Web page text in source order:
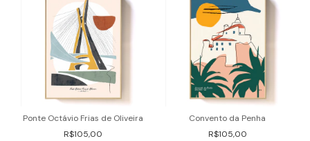
Ponte Octávio Frias de Oliveira
R$105,00
Convento da Penha
R$105,00